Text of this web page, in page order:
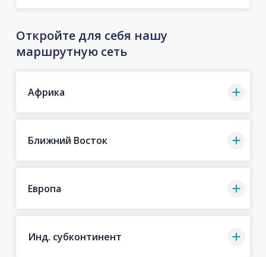
Откройте для себя нашу
маршрутную сеть
Африка
Ближний Восток
Европа
Инд. субконтинент